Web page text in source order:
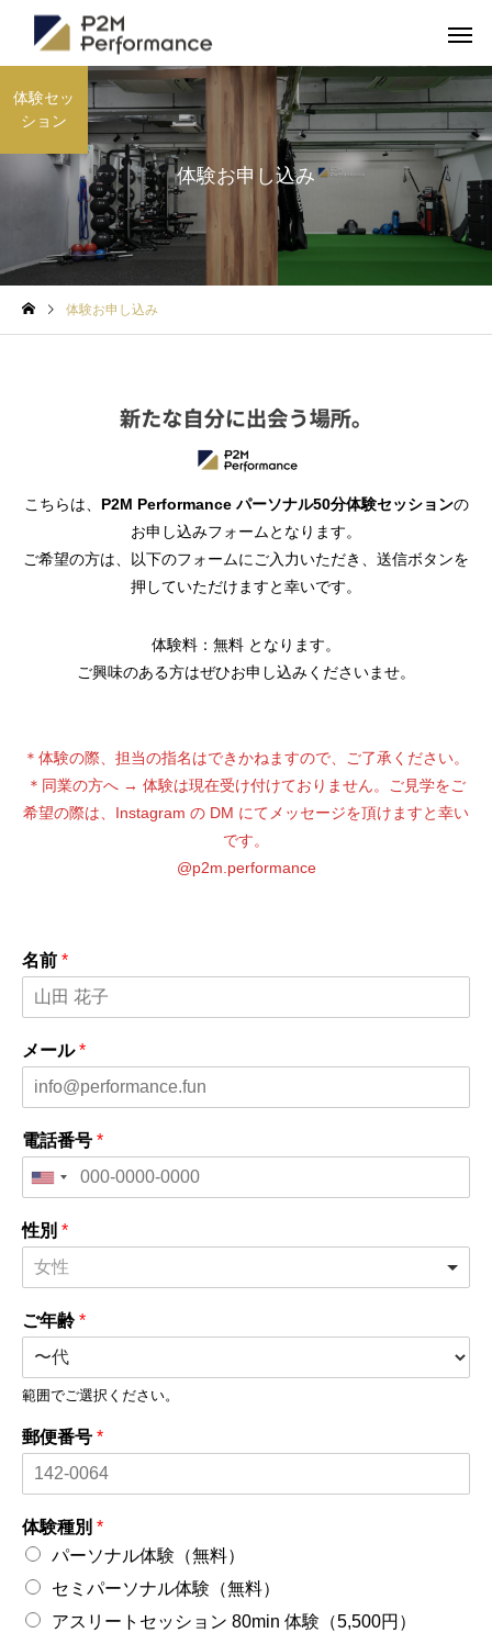
体験お申し込み
体験セッ
ション
体験お申し込み
こちらは、 P2M Performance パーソナル50分体験セッションの
お申し込みフォームとなります。
ご希望の方は、以下のフォームにご入力いただき、送信ボタンを
押していただけますと幸いです。
体験料：無料 となります。
ご興味のある方はぜひお申し込みくださいませ。
＊体験の際、担当の指名はできかねますので、ご了承ください。
＊同業の方へ → 体験は現在受け付けておりません。ご見学をご
希望の際は、Instagram の DM にてメッセージを頂けますと幸い
です。
@p2m.performance
名前 *
メール*
電話番号 *
性別 *
女性
ご年齢 *
範囲でご選択ください。
郵便番号 *
体験種別 *
パーソナル体験（無料）
セミパーソナル体験（無料）
アスリートセッション 80min 体験（5,500円）